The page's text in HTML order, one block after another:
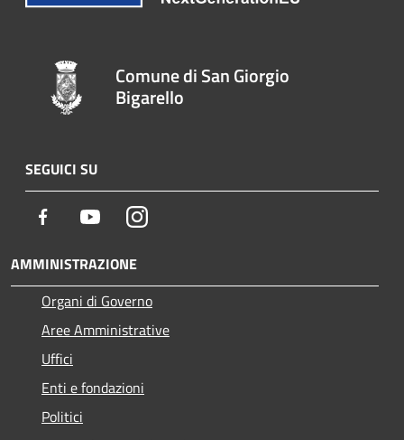
Comune di San Giorgio
Bigarello
SEGUICI SU
Facebook YoutubeInstagram
AMMINISTRAZIONE
Organi di Governo
Aree Amministrative
Uffici
Enti e fondazioni
Politici